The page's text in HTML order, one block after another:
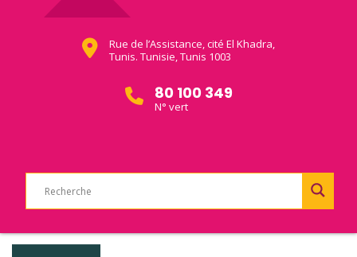
Rue de l’Assistance, cité El Khadra,
Tunis. Tunisie, Tunis 1003
80 100 349
N° vert